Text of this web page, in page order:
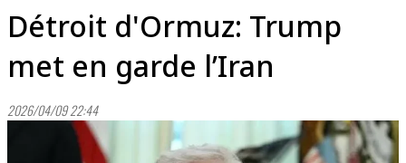
Détroit d'Ormuz: Trump
met en garde l’Iran
2026/04/09 22:44